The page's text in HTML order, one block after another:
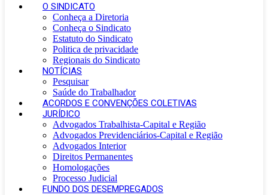
O SINDICATO
Conheça a Diretoria
Conheça o Sindicato
Estatuto do Sindicato
Politica de privacidade
Regionais do Sindicato
NOTÍCIAS
Pesquisar
Saúde do Trabalhador
ACORDOS E CONVENÇÕES COLETIVAS
JURÍDICO
Advogados Trabalhista-Capital e Região
Advogados Previdenciários-Capital e Região
Advogados Interior
Direitos Permanentes
Homologações
Processo Judicial
FUNDO DOS DESEMPREGADOS